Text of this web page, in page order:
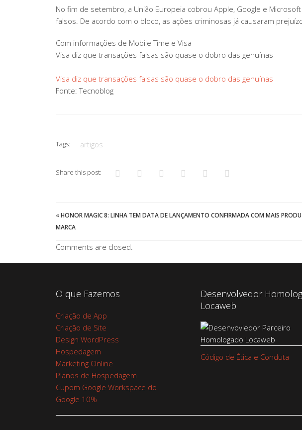
No fim de setembro, a União Europeia cobrou Apple, Google e
falsos. De acordo com o bloco, as ações criminosas já causaram
Com informações de Mobile Time e Visa
Visa diz que transações falsas são quase o dobro das genuínas
Visa diz que transações falsas são quase o dobro das genuínas
Fonte: Tecnoblog
Tags: artigos
Share this post:
«HONOR MAGIC 8: LINHA TEM DATA DE LANÇAMENTO CONFIRMADA COM MAIS
MARCA
Comments are closed.
O que Fazemos
Criação de App
Criação de Site
Design WordPress
Hospedagem
Marketing Online
Planos de Hospedagem
Cupom Google Workspace do
Google 10%
Desenvolvedor
Locaweb
Código de Ética e Conduta